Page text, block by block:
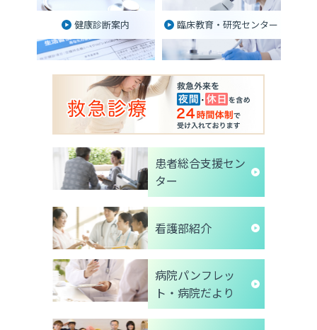
健康診断案内 臨床教育・研究センター
患者総合支援セン
ター
看護部紹介
病院パンフレッ
ト・病院だより